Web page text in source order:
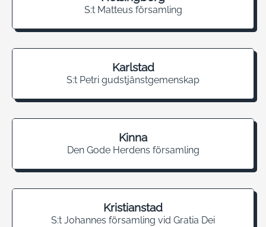
S:t Matteus församling
Karlstad
S:t Petri gudstjänstgemenskap
Kinna
Den Gode Herdens församling
Kristianstad
S:t Johannes församling vid Gratia Dei